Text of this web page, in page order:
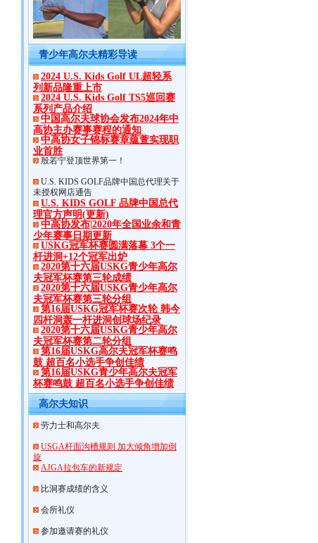
青少年高尔夫精彩导读
2024 U.S. Kids Golf UL超轻系
列新品隆重上市
2024 U.S. Kids Golf TS5巡回赛
系列产品介绍
中国高尔夫球协会发布2024年中
高协主办赛事赛程的通知
中高协女子锦标赛章蕴萱实现职
业首胜
殷若宁登顶世界第一！
U.S. KIDS GOLF品牌中国总代理关于
未授权网店通告
U.S. KIDS GOLF 品牌中国总代
理官方声明(更新)
中高协发布|2020年全国业余和青
少年赛事日期更新
USKG冠军杯赛圆满落幕 3个一
杆进洞+12个冠军出炉
2020第十六届USKG青少年高尔
夫冠军杯赛第三轮成绩
2020第十六届USKG青少年高尔
夫冠军杯赛第三轮分组
第16届USKG冠军杯赛次轮 韩今
四杆洞轰一杆进洞创球场纪录
2020第十六届USKG青少年高尔
夫冠军杯赛第二轮分组
第16届USKG高尔夫冠军杯赛鸣
鼓 超百名小选手争创佳绩
第16届USKG青少年高尔夫冠军
杯赛鸣鼓 超百名小选手争创佳绩
高尔夫知识
劳力士和高尔夫
USGA杆面沟槽规则 加大倾角增加倒
旋
AJGA拉包车的新规定
比洞赛成绩的含义
会所礼仪
参加邀请赛的礼仪